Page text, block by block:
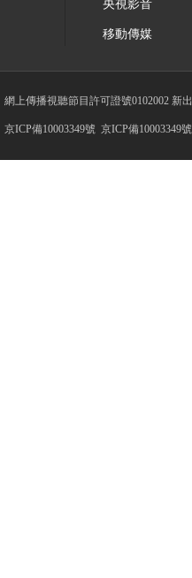
央視影音
移動傳媒
網上傳播視聽節目許可證號0102002 新
京ICP備10003349號 京ICP備10003349